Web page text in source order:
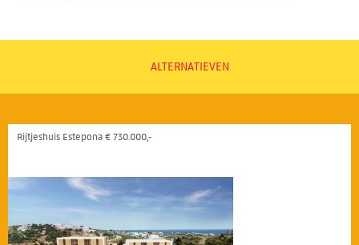
ALTERNATIEVEN
Rijtjeshuis Estepona € 730.000,-